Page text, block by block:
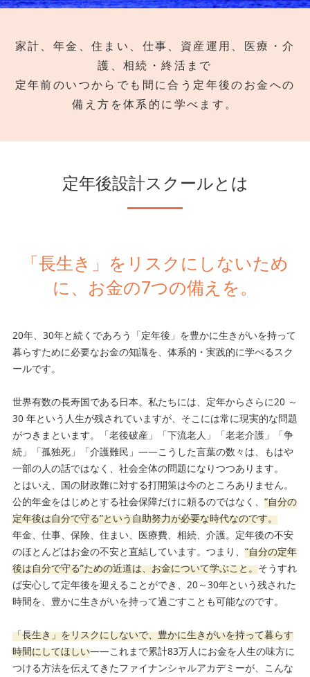
家計、年金、住まい、仕事、資産運用、医療・介
護、相続・終活まで
定年前のいつからでも間に合う定年後のお金への
備え方を体系的に学べます。
定年後設計スクールとは
「長生き」をリスクにしないため
に、お金の7つの備えを。
20年、30年と続くであろう「定年後」を豊かに生きがいを持って
暮らすために必要なお金の知識を、体系的・実践的に学べるスク
ールです。
世界有数の長寿国である日本。私たちには、定年からさらに20 ～
30 年という人生が残されていますが、そこには常に現実的な問題
がつきまといます。「老後破産」「下流老人」「老老介護」「争
続」「孤独死」「介護難民」――こうした言葉の数々は、もはや
一部の人の話ではなく、社会全体の問題になりつつあります。
とはいえ、国の財政難に対する打開策は今のところありません。
公的年金をはじめとする社会保障だけに頼るのではなく、 “自分の
定年後は自分で守る”という自助努力が必要な時代なのです。
年金、仕事、保険、住まい、医療費、相続、介護。定年後の不安
のほとんどはお金の不安と直結しています。つまり、 “自分の定年
後は自分で守る”ための近道は、お金について学ぶこと。そうすれ
ば安心して定年後を迎えることができ、20～30年という残された
時間を、豊かに生きがいを持って過ごすことも可能なのです。
「長生き」をリスクにしないで、豊かに生きがいを持って暮らす
時間にしてほしい――これまで累計83万人にお金を人生の味方に
つける方法を伝えてきたファイナンシャルアカデミーが、こんな